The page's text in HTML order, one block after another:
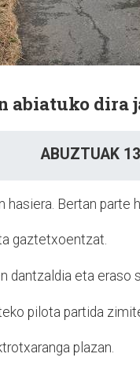
abiatuko dira
ABUZTUAK
hasiera. Bertan parte
gaztetxoentzat.
dantzaldia eta eraso
pilota partida
plazan.